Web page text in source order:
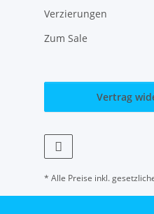
Verzierungen
Zum Sale
Vertrag
* Alle Preise inkl.